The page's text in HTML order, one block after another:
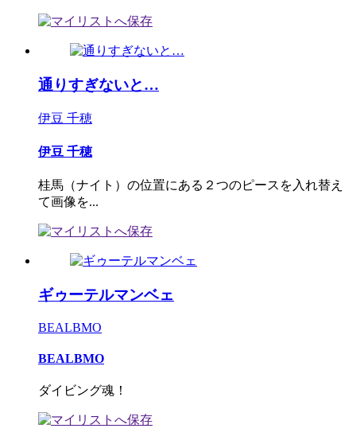
通りすぎないと…
伊豆 千穂
伊豆 千穂
桂馬（ナイト）の位置にある２つのピースを入れ替え
て画像を...
ギゥーテルマンベェ
BEALBMO
BEALBMO
ダイビング魂！